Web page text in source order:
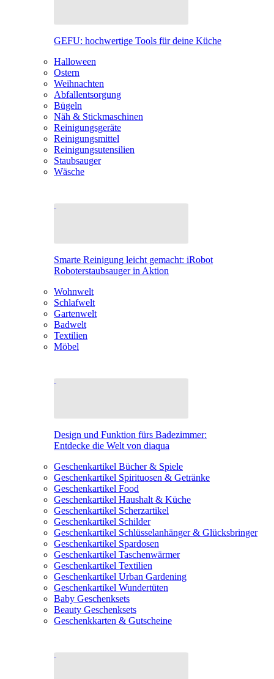
GEFU: hochwertige Tools für deine Küche
Halloween
Ostern
Weihnachten
Abfallentsorgung
Bügeln
Näh & Stickmaschinen
Reinigungsgeräte
Reinigungsmittel
Reinigungsutensilien
Staubsauger
Wäsche
Smarte Reinigung leicht gemacht: iRobot
Roboterstaubsauger in Aktion
Wohnwelt
Schlafwelt
Gartenwelt
Badwelt
Textilien
Möbel
Design und Funktion fürs Badezimmer:
Entdecke die Welt von diaqua
Geschenkartikel Bücher & Spiele
Geschenkartikel Spirituosen & Getränke
Geschenkartikel Food
Geschenkartikel Haushalt & Küche
Geschenkartikel Scherzartikel
Geschenkartikel Schilder
Geschenkartikel Schlüsselanhänger & Glücksbringer
Geschenkartikel Spardosen
Geschenkartikel Taschenwärmer
Geschenkartikel Textilien
Geschenkartikel Urban Gardening
Geschenkartikel Wundertüten
Baby Geschenksets
Beauty Geschenksets
Geschenkkarten & Gutscheine